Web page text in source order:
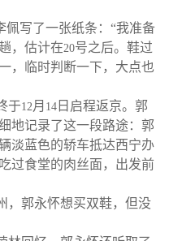
佩写了一张纸条：“我准备
，估计在20号之后。鞋过
，临时判断一下，大点也
于12 月 14 日启程返京。郭
地记录了这一段路途：郭
淡蓝色的轿车抵达西宁办
过食堂的肉丝面，出发前
，郭永怀想买双鞋，但没